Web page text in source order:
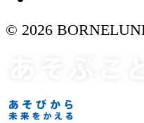
© 2026